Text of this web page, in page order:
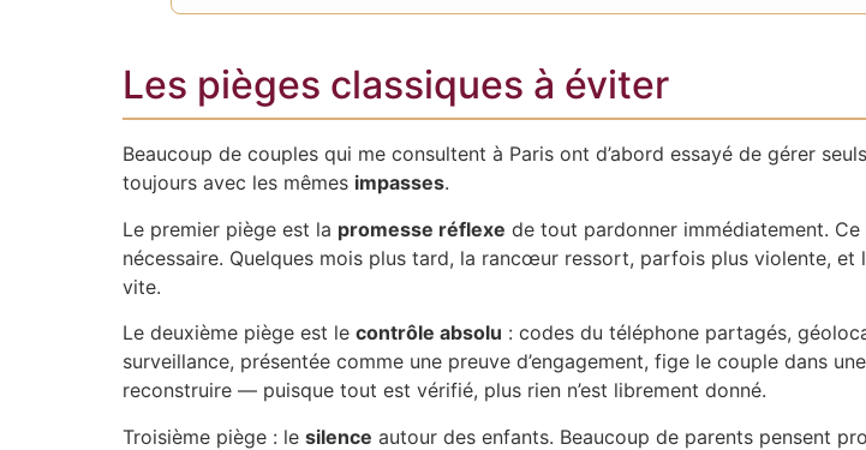
Les pièges classiques à éviter
Beaucoup de couples qui me consultent à Paris ont d’abord essayé de gérer
toujours avec les mêmes impasses.
Le premier piège est la promesse réflexe de tout pardonner immédiatement.
nécessaire. Quelques mois plus tard, la rancœur ressort, parfois plus violente,
vite.
Le deuxième piège est le contrôle absolu : codes du téléphone partagés,
surveillance, présentée comme une preuve d’engagement, fige le couple dans
reconstruire — puisque tout est vérifié, plus rien n’est librement donné.
Troisième piège : le silence autour des enfants. Beaucoup de parents pensent